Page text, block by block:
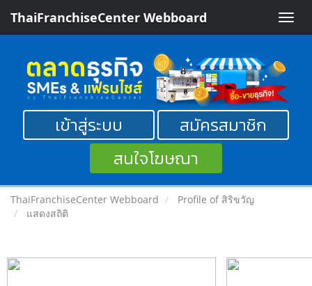
Toggle
ThaiFranchiseCenter Webboard
เข้าสู่ระบบ
สมัครสมาชิก
สนใจโฆษณา
ThaiFranchiseCenter Webboard
Profile of สิริขวัญ
แสดงสถิติ